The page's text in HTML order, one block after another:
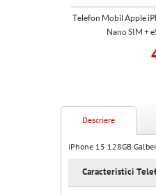
Telefon Mobil Apple
Nano SIM +
Descriere
iPhone 15 128GB
Caracteristici